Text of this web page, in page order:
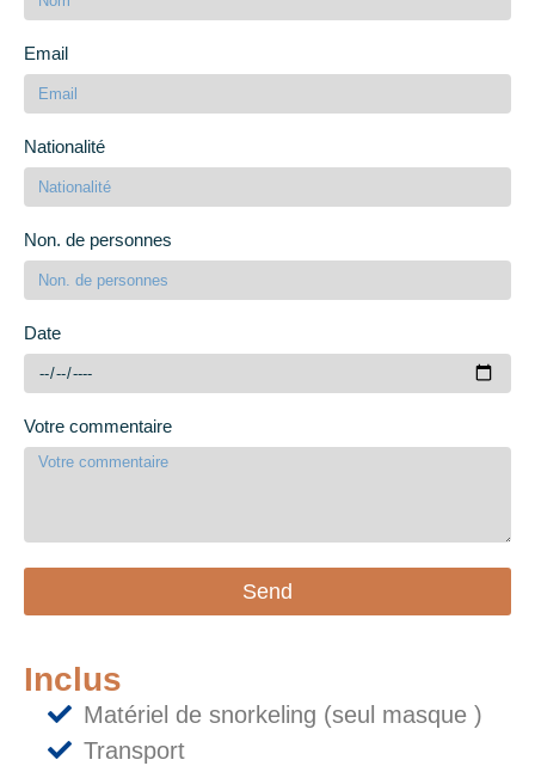
Email
Nationalité
Non. de personnes
Date
Votre commentaire
Send
Inclus
Matériel de snorkeling (seul masque )
Transport